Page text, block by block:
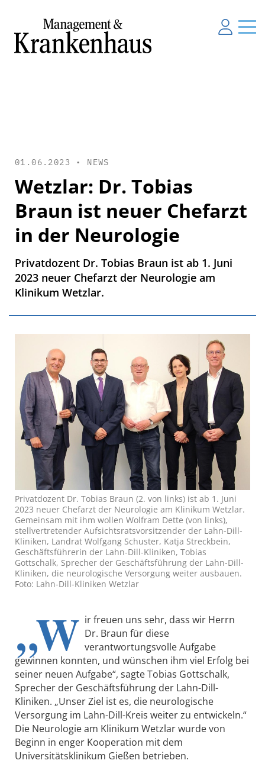
01.06.2023 • NEWS
Wetzlar: Dr. Tobias
Braun ist neuer Chefarzt
in der Neurologie
Privatdozent Dr. Tobias Braun ist ab 1. Juni
2023 neuer Chefarzt der Neurologie am
Klinikum Wetzlar.
Privatdozent Dr. Tobias Braun (2. von links) ist ab 1. Juni
2023 neuer Chefarzt der Neurologie am Klinikum Wetzlar.
Gemeinsam mit ihm wollen Wolfram Dette (von links),
stellvertretender Aufsichtsratsvorsitzender der Lahn-Dill-
Kliniken, Landrat Wolfgang Schuster, Katja Streckbein,
Geschäftsführerin der Lahn-Dill-Kliniken, Tobias
Gottschalk, Sprecher der Geschäftsführung der Lahn-Dill-
Kliniken, die neurologische Versorgung weiter ausbauen.
Foto: Lahn-Dill-Kliniken Wetzlar
„W ir freuen uns sehr, dass wir Herrn
Dr. Braun für diese
verantwortungsvolle Aufgabe
gewinnen konnten, und wünschen ihm viel Erfolg bei
seiner neuen Aufgabe“, sagte Tobias Gottschalk,
Sprecher der Geschäftsführung der Lahn-Dill-
Kliniken. „Unser Ziel ist es, die neurologische
Versorgung im Lahn-Dill-Kreis weiter zu entwickeln.“
Die Neurologie am Klinikum Wetzlar wurde von
Beginn in enger Kooperation mit dem
Universitätsklinikum Gießen betrieben.